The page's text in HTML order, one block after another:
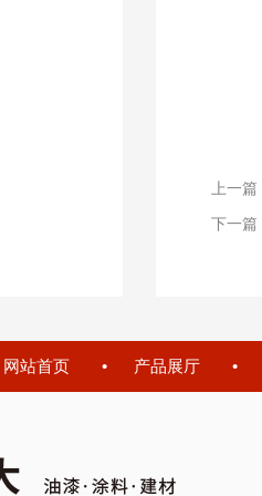
上一
下一篇
网站首页 产品展厅